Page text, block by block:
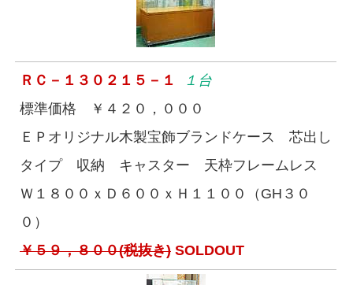
ＲＣ－１３０２１５－１
１台
標準価格 ￥４２０，０００
ＥＰオリジナル木製宝飾ブランドケース 芯出し
タイプ 収納 キャスター 天枠フレームレス
Ｗ１８００ｘＤ６００ｘＨ１１００（GH３０
０）
￥５９，８００(税抜き) SOLDOUT